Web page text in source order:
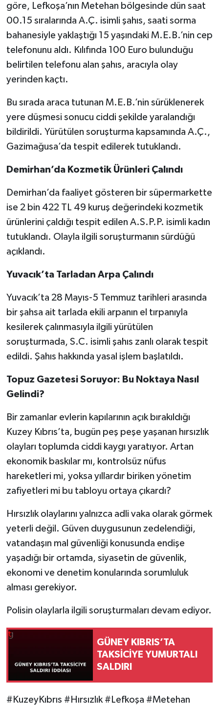
göre, Lefkoşa’nın Metehan bölgesinde dün saat
00.15 sıralarında A.Ç. isimli şahıs, saati sorma
bahanesiyle yaklaştığı 15 yaşındaki M.E.B.’nin cep
telefonunu aldı. Kılıfında 100 Euro bulunduğu
belirtilen telefonu alan şahıs, aracıyla olay
yerinden kaçtı.
Bu sırada araca tutunan M.E.B.’nin sürüklenerek
yere düşmesi sonucu ciddi şekilde yaralandığı
bildirildi. Yürütülen soruşturma kapsamında A.Ç.,
Gazimağusa’da tespit edilerek tutuklandı.
Demirhan’da Kozmetik Ürünleri Çalındı
Demirhan’da faaliyet gösteren bir süpermarkette
ise 2 bin 422 TL 49 kuruş değerindeki kozmetik
ürünlerini çaldığı tespit edilen A.S.P.P. isimli kadın
tutuklandı. Olayla ilgili soruşturmanın sürdüğü
açıklandı.
Yuvacık’ta Tarladan Arpa Çalındı
Yuvacık’ta 28 Mayıs-5 Temmuz tarihleri arasında
bir şahsa ait tarlada ekili arpanın el tırpanıyla
kesilerek çalınmasıyla ilgili yürütülen
soruşturmada, S.C. isimli şahıs zanlı olarak tespit
edildi. Şahıs hakkında yasal işlem başlatıldı.
Topuz Gazetesi Soruyor: Bu Noktaya Nasıl
Gelindi?
Bir zamanlar evlerin kapılarının açık bırakıldığı
Kuzey Kıbrıs’ta, bugün peş peşe yaşanan hırsızlık
olayları toplumda ciddi kaygı yaratıyor. Artan
ekonomik baskılar mı, kontrolsüz nüfus
hareketleri mi, yoksa yıllardır biriken yönetim
zafiyetleri mi bu tabloyu ortaya çıkardı?
Hırsızlık olaylarını yalnızca adli vaka olarak görmek
yeterli değil. Güven duygusunun zedelendiği,
vatandaşın mal güvenliği konusunda endişe
yaşadığı bir ortamda, siyasetin de güvenlik,
ekonomi ve denetim konularında sorumluluk
alması gerekiyor.
Polisin olaylarla ilgili soruşturmaları devam ediyor.
GÜNEY KIBRIS’TA
TAKSİCİYE YUMURTALI
SALDIRI
#KuzeyKıbrıs #Hırsızlık #Lefkoşa #Metehan